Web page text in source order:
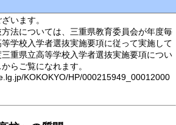
います。
法については、三重県教育委員会が年度毎
学校入学者選抜実施要項に従って実施して
重県立高等学校入学者選抜実施要項につい
らご覧になれます。
KOKOKYO/HP/000215949_00012000